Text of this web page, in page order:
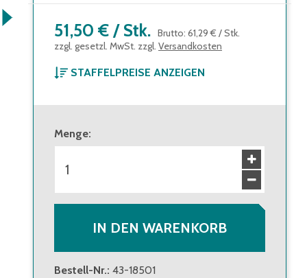
51,50 € / Stk. Brutto: 61,29 € /Stk.
zzgl. gesetzl. MwSt. zzgl. Versandkosten
STAFFELPREISE ANZEIGEN
ab 24 Stück
Menge:
IN DEN WARENKORB
Bestell-Nr.: 43-18501